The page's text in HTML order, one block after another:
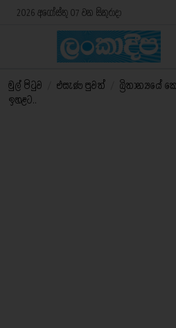
2026 අගෝස්තු 07 වන සිකුරාදා
මුල් පිටුව එසැණ පුවත්
බ්‍රිතාන්‍යයේ
ඉහළට..